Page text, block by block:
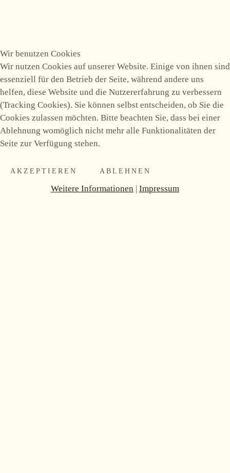
Wir benutzen Cookies
Wir nutzen Cookies auf unserer Website. Einige von ihnen sind
essenziell für den Betrieb der Seite, während andere uns
helfen, diese Website und die Nutzererfahrung zu verbessern
(Tracking Cookies). Sie können selbst entscheiden, ob Sie die
Cookies zulassen möchten. Bitte beachten Sie, dass bei einer
Ablehnung womöglich nicht mehr alle Funktionalitäten der
Seite zur Verfügung stehen.
AKZEPTIEREN ABLEHNEN
Weitere Informationen | Impressum